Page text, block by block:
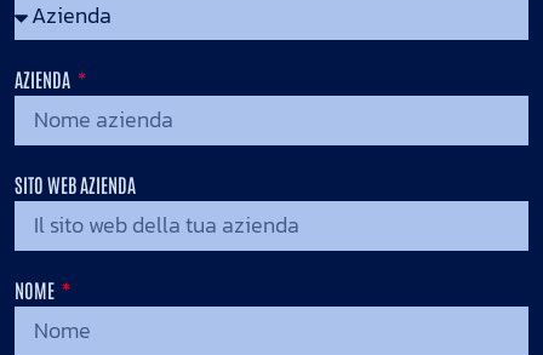
AZIENDA
SITO WEB AZIENDA
NOME